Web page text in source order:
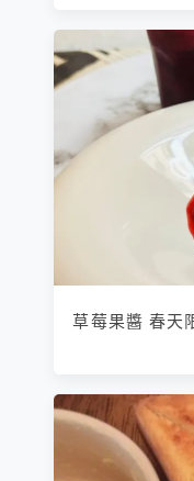
草莓果醬 春天